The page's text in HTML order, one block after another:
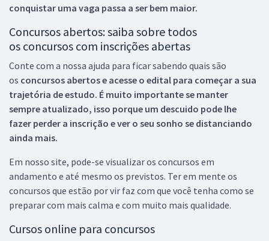
conquistar uma vaga passa a ser bem maior.
Concursos abertos: saiba sobre todos
os concursos com inscrições abertas
Conte com a nossa ajuda para ficar sabendo quais são
os concursos abertos e acesse o edital para começar a sua
trajetória de estudo. É muito importante se manter
sempre atualizado, isso porque um descuido pode lhe
fazer perder a inscrição e ver o seu sonho se distanciando
ainda mais.
Em nosso site, pode-se visualizar os concursos em
andamento e até mesmo os previstos. Ter em mente os
concursos que estão por vir faz com que você tenha como se
preparar com mais calma e com muito mais qualidade.
Cursos online para concursos